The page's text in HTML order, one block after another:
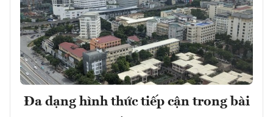
Đa dạng hình thức tiếp cận trong bài